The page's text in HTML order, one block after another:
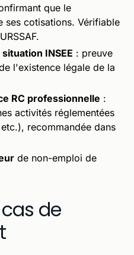
que le
ses cotisations. Vérifiable
INSEE : preuve
l'existence légale de la
RC professionnelle :
activités réglementées
recommandée dans
de non-emploi de
de